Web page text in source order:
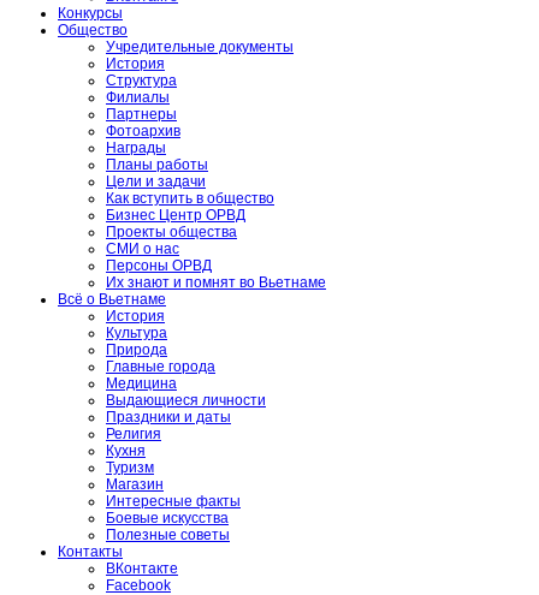
Конкурсы
Общество
Учредительные документы
История
Структура
Филиалы
Партнеры
Фотоархив
Награды
Планы работы
Цели и задачи
Как вступить в общество
Бизнес Центр ОРВД
Проекты общества
СМИ о нас
Персоны ОРВД
Их знают и помнят во Вьетнаме
Всё о Вьетнаме
История
Культура
Природа
Главные города
Медицина
Выдающиеся личности
Праздники и даты
Религия
Кухня
Туризм
Магазин
Интересные факты
Боевые искусства
Полезные советы
Контакты
ВКонтакте
Facebook